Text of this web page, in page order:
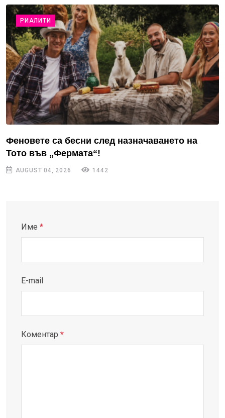
РИАЛИТИ
Феновете са бесни след назначаването на
Тото във „Фермата“!
AUGUST 04, 2026 1442
Име *
E-mail
Коментар *